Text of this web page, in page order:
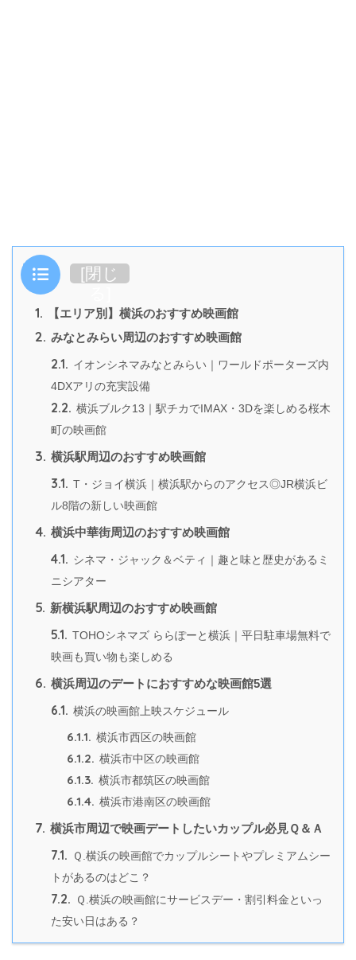
目次 [閉じ
1. 【エリア別】横浜のおすすめ映画館
2. みなとみらい周辺のおすすめ映画館
2.1. イオンシネマみなとみらい｜ワールドポーターズ内
4DXアリの充実設備
2.2. 横浜ブルク13｜駅チカでIMAX・3Dを楽しめる桜木
町の映画館
3. 横浜駅周辺のおすすめ映画館
3.1. T・ジョイ横浜｜横浜駅からのアクセス◎JR横浜ビ
ル8階の新しい映画館
4. 横浜中華街周辺のおすすめ映画館
4.1. シネマ・ジャック＆ベティ｜趣と味と歴史があるミ
ニシアター
5. 新横浜駅周辺のおすすめ映画館
5.1. TOHOシネマズ ららぽーと横浜｜平日駐車場無料で
映画も買い物も楽しめる
6. 横浜周辺のデートにおすすめな映画館5選
6.1. 横浜の映画館上映スケジュール
6.1.1. 横浜市西区の映画館
6.1.2. 横浜市中区の映画館
6.1.3. 横浜市都筑区の映画館
6.1.4. 横浜市港南区の映画館
7. 横浜市周辺で映画デートしたいカップル必見Ｑ＆Ａ
7.1.
Ｑ.横浜の映画館でカップルシートやプレミアムシー
トがあるのはどこ？
7.2.
Ｑ.横浜の映画館にサービスデー・割引料金といっ
た安い日はある？